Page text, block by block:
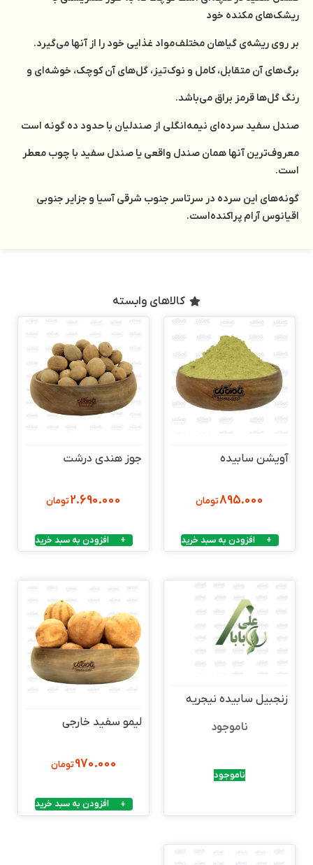
ریشک‌های مکنده خود
بر روی ریشه‌ی گیاهان مختلف مواد غذایی خود را از آنها می‌گیرد.
برگ‌های آن متقابل، کامل و نوک‌تیز، گل‌های آن کوچک، خوشه‌ای و
رنگ گل‌ها قرمز براق می‌باشد.
صندل سفید سرده‌ای نیمه‌انگلی از صندلیان با حدود ده گونه است
معروف‌ترین آنها همان صندل واقعی یا صندل سفید با چوب معطر
است.
گونه‌های این سرده در سرتاسر جنوب شرقی آسیا و جزایر جنوبی
اقیانوس آرام پراکنده‌است.
کالاهای وابسته
آویشن سابیده
895.000تومان
افزودن به سبد خرید
جوز هندی درشت
2.690.000تومان
افزودن به سبد خرید
زنجبیل سابیده نیجریه
ناموجود
ناموجود
لیمو سفید خارجی
970.000تومان
افزودن به سبد خرید